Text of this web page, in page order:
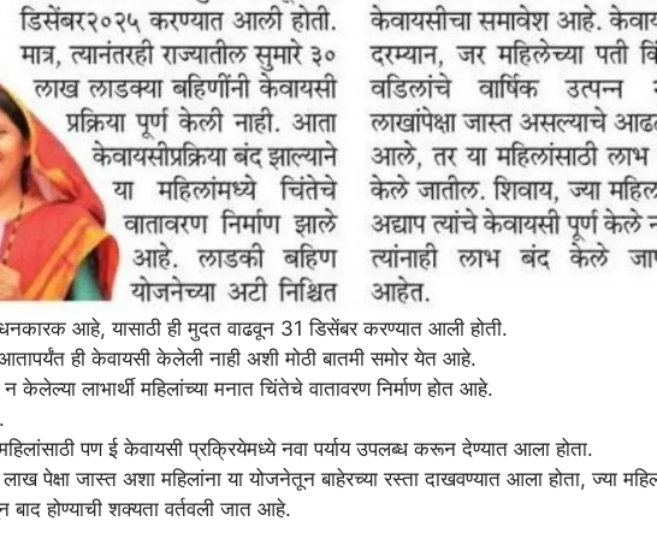
आहे, यासाठी ही मुदत वाढवून 31 डिसेंबर करण्यात आली होती.
ही केवायसी केलेली नाही अशी मोठी बातमी समोर येत आहे.
लाभार्थी महिलांच्या मनात चिंतेचे वातावरण निर्माण होत आहे.
पण ई केवायसी प्रक्रियेमध्ये नवा पर्याय उपलब्ध करून देण्यात आला होता.
पेक्षा जास्त अशा महिलांना या योजनेतून बाहेरच्या रस्ता दाखवण्यात आला होता, ज्या
बाद होण्याची शक्यता वर्तवली जात आहे.